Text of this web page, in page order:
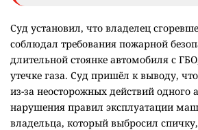
Суд установил, что владелец
соблюдал требования пожарной
длительной стоянке автомобиля с
утечке газа. Суд пришёл к выводу,
из-за неосторожных действий одного
нарушения правил эксплуатации
владельца, который выбросил